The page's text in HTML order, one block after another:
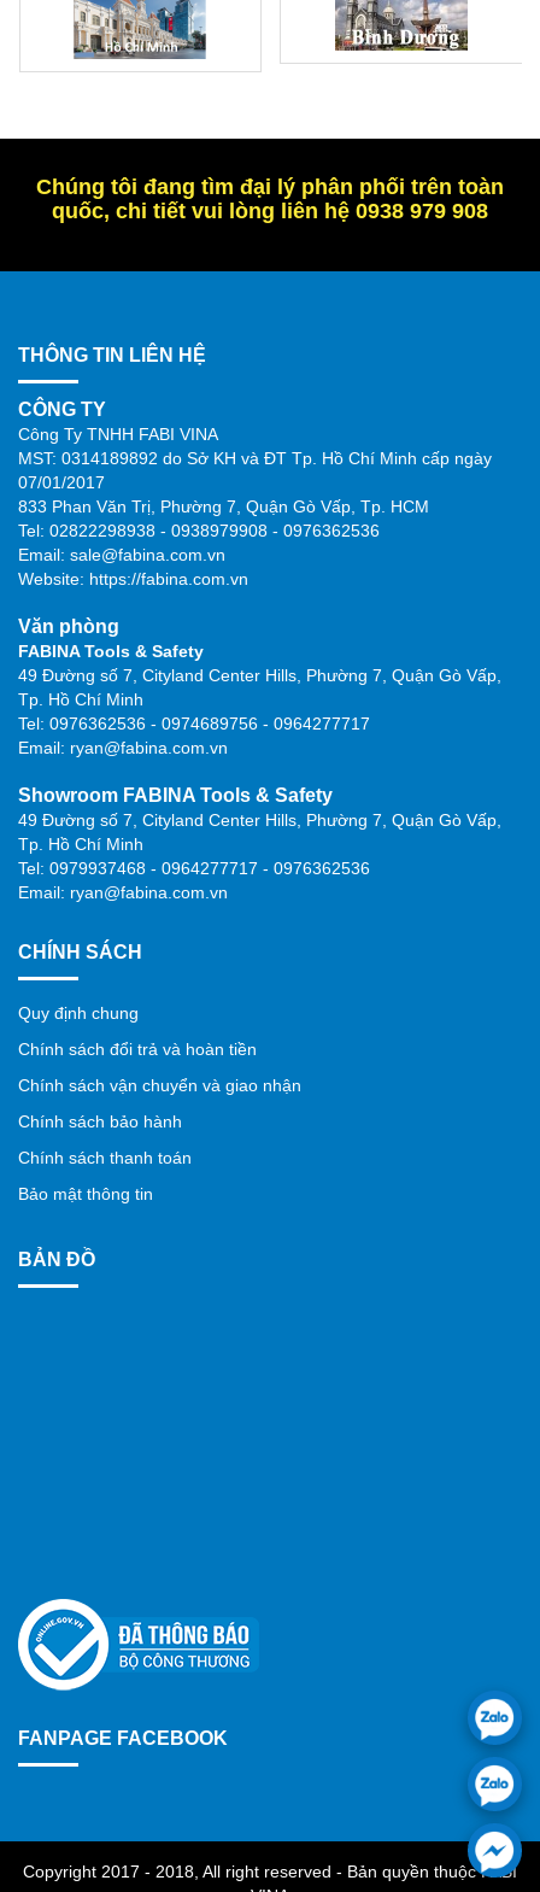
Chúng tôi đang tìm đại lý phân phối trên toàn
quốc, chi tiết vui lòng liên hệ 0938 979 908
THÔNG TIN LIÊN HỆ
CÔNG TY
Công Ty TNHH FABI VINA
MST: 0314189892 do Sở KH và ĐT Tp. Hồ Chí Minh cấp ngày
07/01/2017
833 Phan Văn Trị, Phường 7, Quận Gò Vấp, Tp. HCM
Tel: 02822298938 - 0938979908 - 0976362536
Email: sale@fabina.com.vn
Website: https://fabina.com.vn
Văn phòng
FABINA Tools & Safety
49 Đường số 7, Cityland Center Hills, Phường 7, Quận Gò Vấp,
Tp. Hồ Chí Minh
Tel: 0976362536 - 0974689756 - 0964277717
Email: ryan@fabina.com.vn
Showroom FABINA Tools & Safety
49 Đường số 7, Cityland Center Hills, Phường 7, Quận Gò Vấp,
Tp. Hồ Chí Minh
Tel: 0979937468 - 0964277717 - 0976362536
Email: ryan@fabina.com.vn
CHÍNH SÁCH
Quy định chung
Chính sách đổi trả và hoàn tiền
Chính sách vận chuyển và giao nhận
Chính sách bảo hành
Chính sách thanh toán
Bảo mật thông tin
BẢN ĐỒ
FANPAGE FACEBOOK
Copyright 2017 - 2018, All right reserved - Bản quyền thuộc FABI